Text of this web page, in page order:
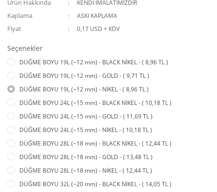
Ürün Hakkında KENDİ İMALATIMIZDIR
Kaplama ASKI KAPLAMA
Fiyat 0,17 USD + KDV
Seçenekler
DÜĞME BOYU 19L (~12 mm) - BLACK NİKEL - ( 8,96 TL )
DÜĞME BOYU 19L (~12 mm) - GOLD - ( 9,71 TL )
DÜĞME BOYU 19L (~12 mm) - NİKEL - ( 8,96 TL )
DÜĞME BOYU 24L (~15 mm) - BLACK NİKEL - ( 10,18 TL )
DÜĞME BOYU 24L (~15 mm) - GOLD - ( 11,69 TL )
DÜĞME BOYU 24L (~15 mm) - NİKEL - ( 10,18 TL )
DÜĞME BOYU 28L (~18 mm) - BLACK NİKEL - ( 12,44 TL )
DÜĞME BOYU 28L (~18 mm) - GOLD - ( 13,48 TL )
DÜĞME BOYU 28L (~18 mm) - NİKEL - ( 12,44 TL )
DÜĞME BOYU 32L (~20 mm) - BLACK NİKEL - ( 14,05 TL )